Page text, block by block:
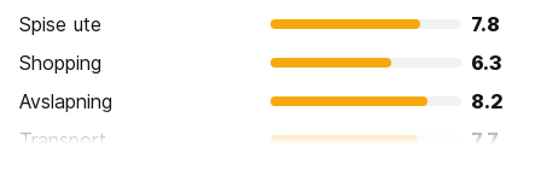
Spise ute
7.8
Shopping
6.3
Avslapning
8.2
Transport
7.7